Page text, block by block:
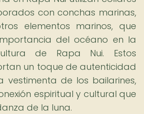
con conchas marinas,
elementos marinos, que
del océano en la
de Rapa Nui. Estos
un toque de autenticidad
vestimenta de los bailarines,
espiritual y cultural que
de la luna.